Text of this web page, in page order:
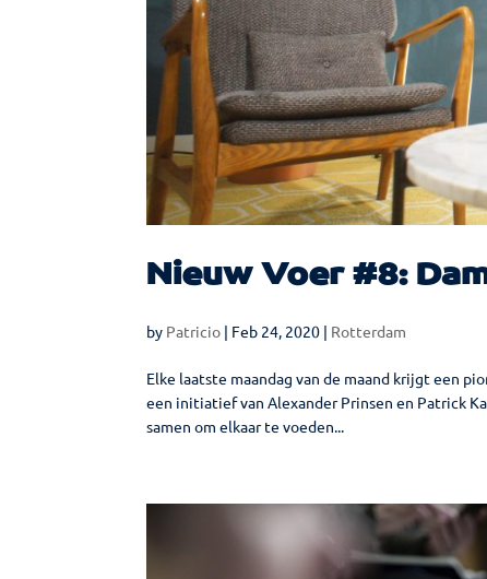
Nieuw Voer #8:
by Patricio | Feb 24, 2020 | Rotterdam
Elke laatste maandag van de maand krijgt een
een initiatief van Alexander Prinsen en Patrick
samen om elkaar te voeden...